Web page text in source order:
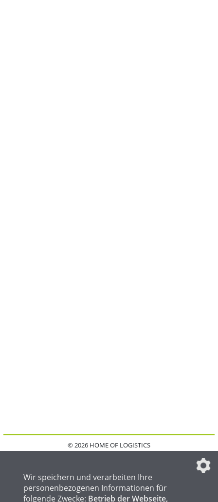
© 2026 HOME OF LOGISTICS
IMPRESSUM
FAQ
DATENSCHUTZEINSTELLUNGEN
Wir speichern und verarbeiten Ihre
personenbezogenen Informationen für
folgende Zwecke: Betrieb der Webseite,